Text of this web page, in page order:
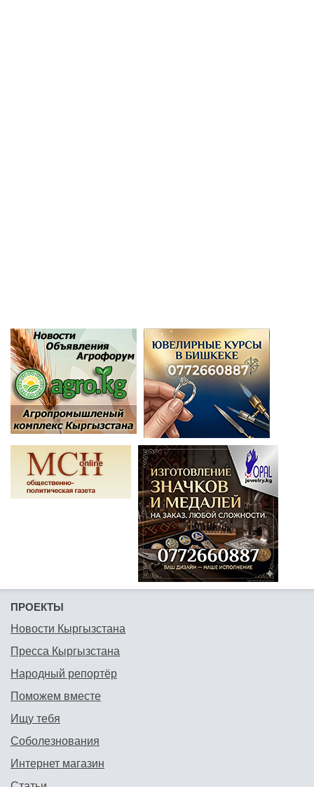
ПРОЕКТЫ
Новости Кыргызстана
Пресса Кыргызстана
Народный репортёр
Поможем вместе
Ищу тебя
Соболезнования
Интернет магазин